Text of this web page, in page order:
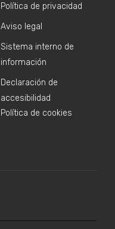
Política de privacidad
Aviso legal
Sistema interno de
información
Declaración de
accesibilidad
Política de cookies